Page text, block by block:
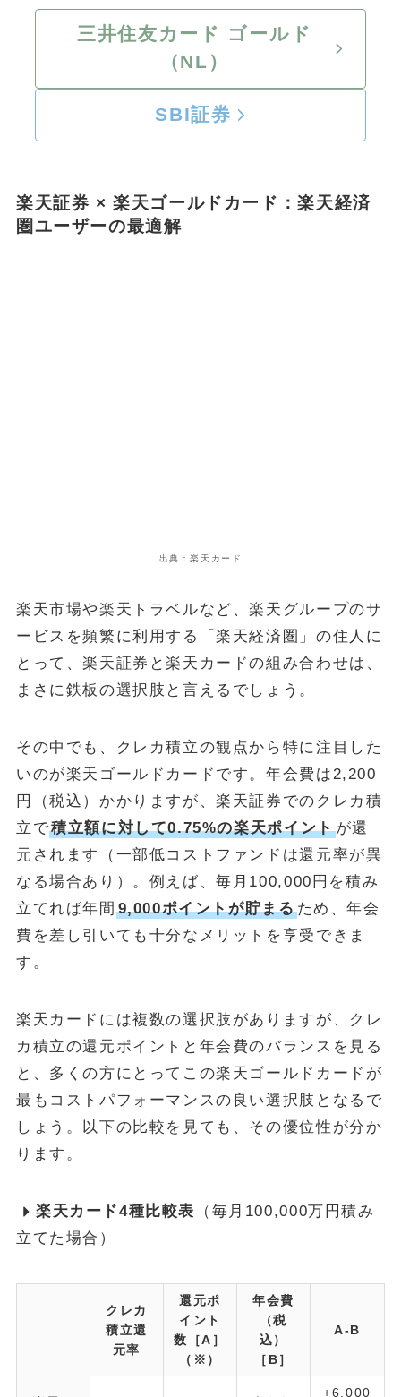
三井住友カード ゴールド
（NL）
SBI証券
楽天証券 × 楽天ゴールドカード：楽天経済
圏ユーザーの最適解
出典：楽天カード
楽天市場や楽天トラベルなど、楽天グループのサ
ービスを頻繁に利用する「楽天経済圏」の住人に
とって、楽天証券と楽天カードの組み合わせは、
まさに鉄板の選択肢と言えるでしょう。
その中でも、クレカ積立の観点から特に注目した
いのが楽天ゴールドカードです。年会費は2,200
円（税込）かかりますが、楽天証券でのクレカ積
立で積立額に対して0.75%の楽天ポイントが還
元されます（一部低コストファンドは還元率が異
なる場合あり）。例えば、毎月100,000円を積み
立てれば年間 9,000ポイントが貯まるため、年会
費を差し引いても十分なメリットを享受できま
す。
楽天カードには複数の選択肢がありますが、クレ
カ積立の還元ポイントと年会費のバランスを見る
と、多くの方にとってこの楽天ゴールドカードが
最もコストパフォーマンスの良い選択肢となるで
しょう。以下の比較を見ても、その優位性が分か
ります。
楽天カード4種比較表
（毎月100,000万円積み
立てた場合）
クレカ
積立還
元率
還元ポ
イント
数［A］
（※）
年会費
（税
込）
［B］
A-B
+6,000